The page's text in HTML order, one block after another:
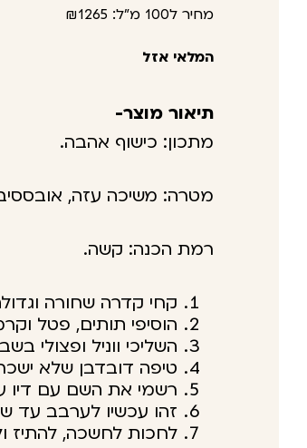
מחיר ל100 מ"ל: ₪1265
המלאי אזל
תיאור מוצר-
מתכון: כישוף אהבה.
מטרה: משיכה עזה,
רמת הכנה: קשה.
קחי קדרה שחורה
הוסיפי תותים, פטל
השליכי ווניל ופצולי
טיפה דובדבן שלא
רשמי את השם עם דיו
זהו עכשיו לערבב עד
לחכות לחשכה, להתיז